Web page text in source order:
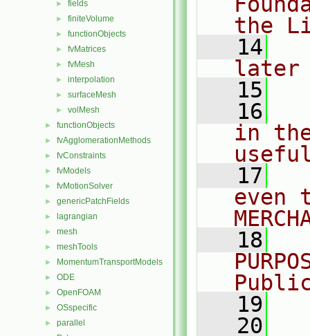
► fields
► finiteVolume
► functionObjects
► fvMatrices
► fvMesh
► interpolation
► surfaceMesh
► volMesh
► functionObjects
► fvAgglomerationMethods
► fvConstraints
► fvModels
► fvMotionSolver
► genericPatchFields
► lagrangian
► mesh
► meshTools
► MomentumTransportModels
► ODE
► OpenFOAM
► OSspecific
► parallel
the
   14
later
   15
   16
in
   17
even
   18
   19
   20